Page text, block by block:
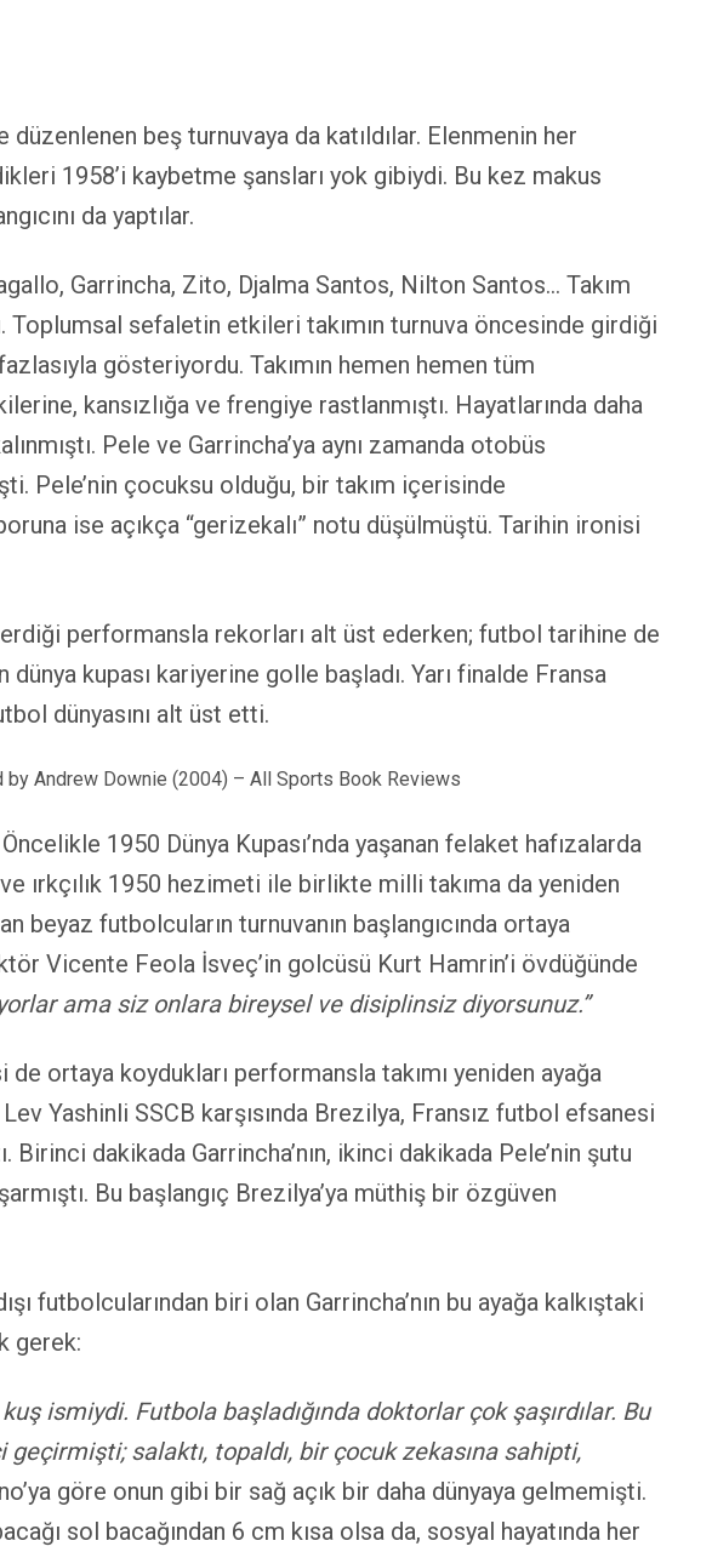
beş turnuvaya da katıldılar. Elenmenin her
1958’i kaybetme şansları yok gibiydi. Bu kez makus
da yaptılar.
Garrincha, Zito, Djalma Santos, Nilton Santos… Takım
Toplumsal sefaletin etkileri takımın turnuva öncesinde girdiği
gösteriyordu. Takımın hemen hemen tüm
kansızlığa ve frengiye rastlanmıştı. Hayatlarında daha
Pele ve Garrincha’ya aynı zamanda otobüs
Pele’nin çocuksu olduğu, bir takım içerisinde
ise açıkça “gerizekalı” notu düşülmüştü. Tarihin ironisi
performansla rekorları alt üst ederken; futbol tarihine de
dünya kupası kariyerine golle başladı. Yarı finalde Fransa
dünyasını alt üst etti.
1950 Dünya Kupası’nda yaşanan felaket hafızalarda
ırkçılık 1950 hezimeti ile birlikte milli takıma da yeniden
beyaz futbolcuların turnuvanın başlangıcında ortaya
Vicente Feola İsveç’in golcüsü Kurt Hamrin’i övdüğünde
ama siz onlara bireysel ve disiplinsiz diyorsunuz.”
ortaya koydukları performansla takımı yeniden ayağa
Yashinli SSCB karşısında Brezilya, Fransız futbol efsanesi
Birinci dakikada Garrincha’nın, ikinci dakikada Pele’nin şutu
Bu başlangıç Brezilya’ya müthiş bir özgüven
futbolcularından biri olan Garrincha’nın bu ayağa kalkıştaki
gerek:
ismiydi. Futbola başladığında doktorlar çok şaşırdılar. Bu
salaktı, topaldı, bir çocuk zekasına sahipti,
göre onun gibi bir sağ açık bir daha dünyaya gelmemişti.
sol bacağından 6 cm kısa olsa da, sosyal hayatında her